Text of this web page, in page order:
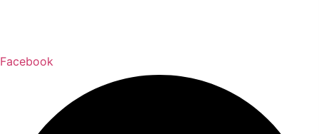
Facebook